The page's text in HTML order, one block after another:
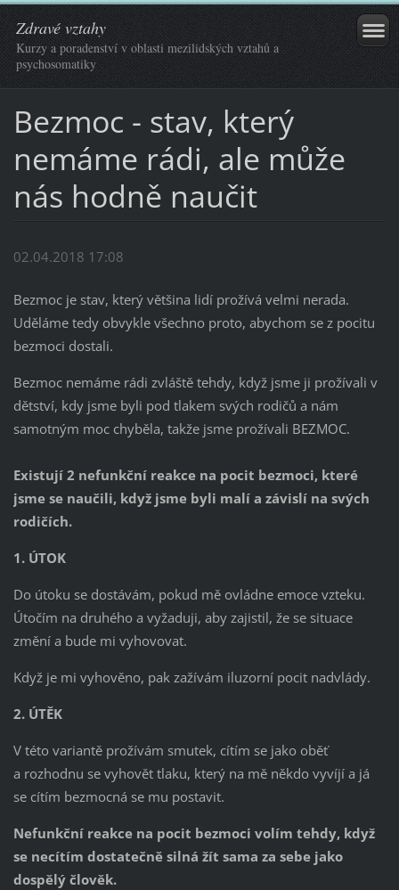
Zdravé vztahy
Kurzy a poradenství v oblasti mezilidských vztahů a
psychosomatiky
Bezmoc - stav, který
nemáme rádi, ale může
nás hodně naučit
02.04.2018 17:08
Bezmoc je stav, který většina lidí prožívá velmi nerada.
Uděláme tedy obvykle všechno proto, abychom se z pocitu
bezmoci dostali.
Bezmoc nemáme rádi zvláště tehdy, když jsme ji prožívali v
dětství, kdy jsme byli pod tlakem svých rodičů a nám
samotným moc chyběla, takže jsme prožívali BEZMOC.
Existují 2 nefunkční reakce na pocit bezmoci, které
jsme se naučili, když jsme byli malí a závislí na svých
rodičích.
1. ÚTOK
Do útoku se dostávám, pokud mě ovládne emoce vzteku.
Útočím na druhého a vyžaduji, aby zajistil, že se situace
změní a bude mi vyhovovat.
Když je mi vyhověno, pak zažívám iluzorní pocit nadvlády.
2. ÚTĚK
V této variantě prožívám smutek, cítím se jako oběť
a rozhodnu se vyhovět tlaku, který na mě někdo vyvíjí a já
se cítím bezmocná se mu postavit.
Nefunkční reakce na pocit bezmoci volím tehdy, když
se necítím dostatečně silná žít sama za sebe jako
dospělý člověk.